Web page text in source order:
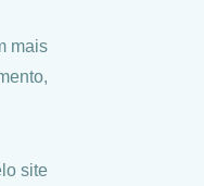
mais
site